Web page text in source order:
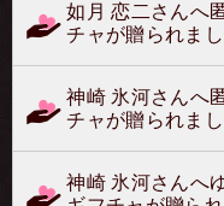
如月 恋二さんへ
チャが贈られま
神崎 氷河さんへ
チャが贈られま
神崎 氷河さんへ